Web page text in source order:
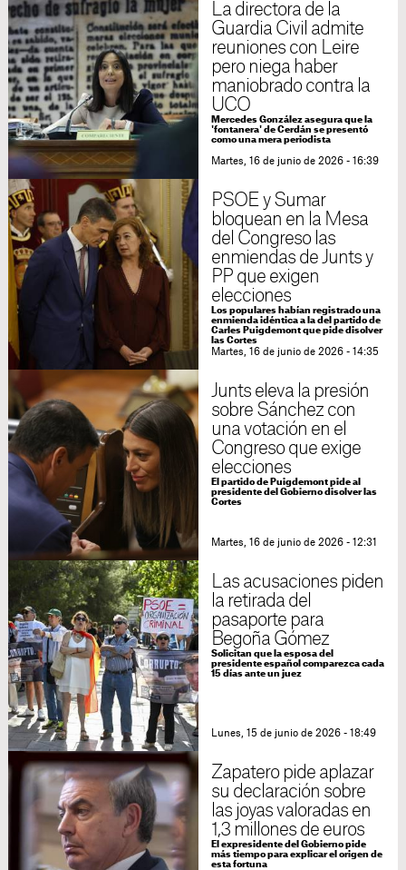
La directora de la
Guardia Civil admite
reuniones con Leire
pero niega haber
maniobrado contra la
UCO
Mercedes González asegura que la
'fontanera' de Cerdán se presentó
como una mera periodista
Martes, 16 de junio de 2026 - 16:39
PSOE y Sumar
bloquean en la Mesa
del Congreso las
enmiendas de Junts y
PP que exigen
elecciones
Los populares habían registrado una
enmienda idéntica a la del partido de
Carles Puigdemont que pide disolver
las Cortes
Martes, 16 de junio de 2026 - 14:35
Junts eleva la presión
sobre Sánchez con
una votación en el
Congreso que exige
elecciones
El partido de Puigdemont pide al
presidente del Gobierno disolver las
Cortes
Martes, 16 de junio de 2026 - 12:31
Las acusaciones piden
la retirada del
pasaporte para
Begoña Gómez
Solicitan que la esposa del
presidente español comparezca cada
15 días ante un juez
Lunes, 15 de junio de 2026 - 18:49
Zapatero pide aplazar
su declaración sobre
las joyas valoradas en
1,3 millones de euros
El expresidente del Gobierno pide
más tiempo para explicar el origen de
esta fortuna